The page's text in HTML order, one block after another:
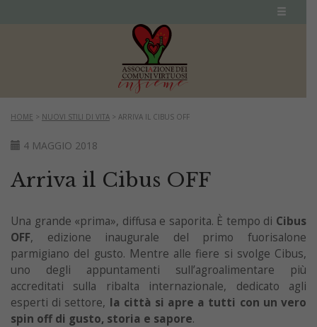
HOME > NUOVI STILI DI VITA > ARRIVA IL CIBUS OFF
4 MAGGIO 2018
Arriva il Cibus OFF
Una grande «prima», diffusa e saporita. È tempo di Cibus
OFF, edizione inaugurale del primo fuorisalone
parmigiano del gusto. Mentre alle fiere si svolge Cibus,
uno degli appuntamenti sull’agroalimentare più
accreditati sulla ribalta internazionale, dedicato agli
esperti di settore, la città si apre a tutti con un vero
spin off di gusto, storia e sapore.